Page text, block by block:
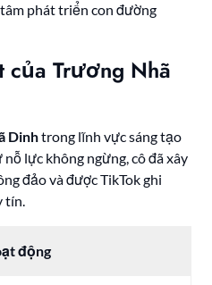
phát triển con đường
của Trương Nhã
Dinhtrong lĩnh vực sáng tạo
lực không ngừng, cô đã xây
đảo và được TikTok ghi
tín.
động